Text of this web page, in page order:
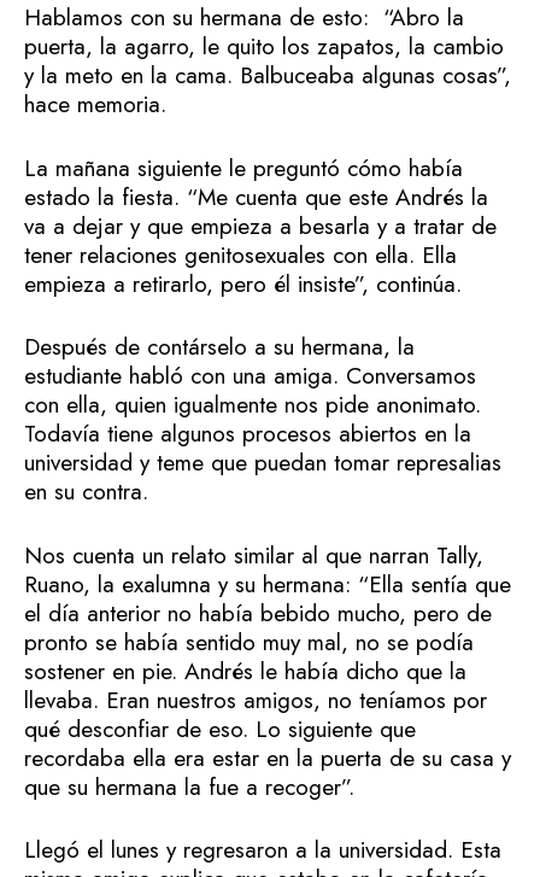
Hablamos con su hermana de esto: “Abro la
puerta, la agarro, le quito los zapatos, la cambio
y la meto en la cama. Balbuceaba algunas cosas”,
hace memoria.
La mañana siguiente le preguntó cómo había
estado la fiesta. “Me cuenta que este Andrés la
va a dejar y que empieza a besarla y a tratar de
tener relaciones genitosexuales con ella. Ella
empieza a retirarlo, pero él insiste”, continúa.
Después de contárselo a su hermana, la
estudiante habló con una amiga. Conversamos
con ella, quien igualmente nos pide anonimato.
Todavía tiene algunos procesos abiertos en la
universidad y teme que puedan tomar represalias
en su contra.
Nos cuenta un relato similar al que narran Tally,
Ruano, la exalumna y su hermana: “Ella sentía que
el día anterior no había bebido mucho, pero de
pronto se había sentido muy mal, no se podía
sostener en pie. Andrés le había dicho que la
llevaba. Eran nuestros amigos, no teníamos por
qué desconfiar de eso. Lo siguiente que
recordaba ella era estar en la puerta de su casa y
que su hermana la fue a recoger”.
Llegó el lunes y regresaron a la universidad. Esta